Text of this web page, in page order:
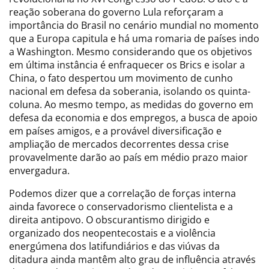
reação soberana do governo Lula reforçaram a
importância do Brasil no cenário mundial no momento
que a Europa capitula e há uma romaria de países indo
a Washington. Mesmo considerando que os objetivos
em última instância é enfraquecer os Brics e isolar a
China, o fato despertou um movimento de cunho
nacional em defesa da soberania, isolando os quinta-
coluna. Ao mesmo tempo, as medidas do governo em
defesa da economia e dos empregos, a busca de apoio
em países amigos, e a provável diversificação e
ampliação de mercados decorrentes dessa crise
provavelmente darão ao país em médio prazo maior
envergadura.
Podemos dizer que a correlação de forças interna
ainda favorece o conservadorismo clientelista e a
direita antipovo. O obscurantismo dirigido e
organizado dos neopentecostais e a violência
energúmena dos latifundiários e das viúvas da
ditadura ainda mantêm alto grau de influência através